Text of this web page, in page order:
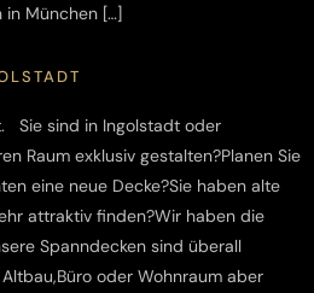
in München […]
Sie sind in Ingolstadt oder
Raum exklusiv gestalten?Planen Sie
eine neue Decke?Sie haben alte
attraktiv finden?Wir haben die
Spanndecken sind überall
oder Wohnraum aber